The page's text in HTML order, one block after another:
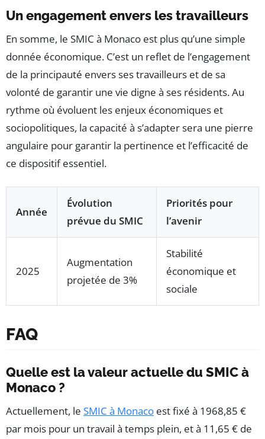
Un engagement envers les travailleurs
En somme, le SMIC à Monaco est plus qu’une simple
donnée économique. C’est un reflet de l’engagement
de la principauté envers ses travailleurs et de sa
volonté de garantir une vie digne à ses résidents. Au
rythme où évoluent les enjeux économiques et
sociopolitiques, la capacité à s’adapter sera une pierre
angulaire pour garantir la pertinence et l’efficacité de
ce dispositif essentiel.
Année
Évolution
prévue du SMIC
Priorités pour
l’avenir
2025
Augmentation
projetée de 3%
Stabilité
économique et
sociale
FAQ
Quelle est la valeur actuelle du SMIC à
Monaco ?
Actuellement, le SMIC à Monaco est fixé à 1968,85 €
par mois pour un travail à temps plein, et à 11,65 € de